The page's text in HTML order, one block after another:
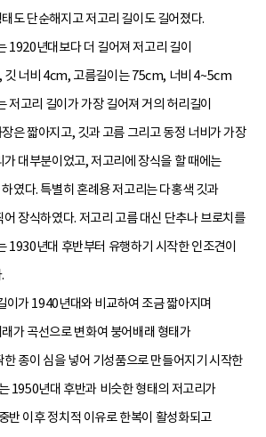
도 단순해지고 저고리 길이도 길어졌다.
1920년대보다 더 길어져 저고리 길이
너비 4cm, 고름길이는 75cm, 너비 4~5cm
저고리 길이가 가장 길어져 거의 허리길이
은 짧아지고, 깃과 고름 그리고 동정 너비가 가장
대부분이었고, 저고리에 장식을 할 때에는
였다. 특별히 혼례용 저고리는 다홍색 깃과
장식하였다. 저고리 고름 대신 단추나 브로치를
1930년대 후반부터 유행하기 시작한 인조견이
이가 1940년대와 비교하여 조금 짧아지며
가 곡선으로 변화여 붕어배래 형태가
종이 심을 넣어 기성품으로 만들어지기 시작한
1950년대 후반과 비슷한 형태의 저고리가
반 이후 정치적 이유로 한복이 활성화되고